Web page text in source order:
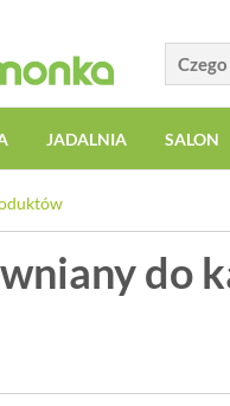
JADALNIA SALON
do